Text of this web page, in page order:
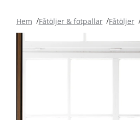
Hem Fåtöljer & fotpallar Fåtöljer